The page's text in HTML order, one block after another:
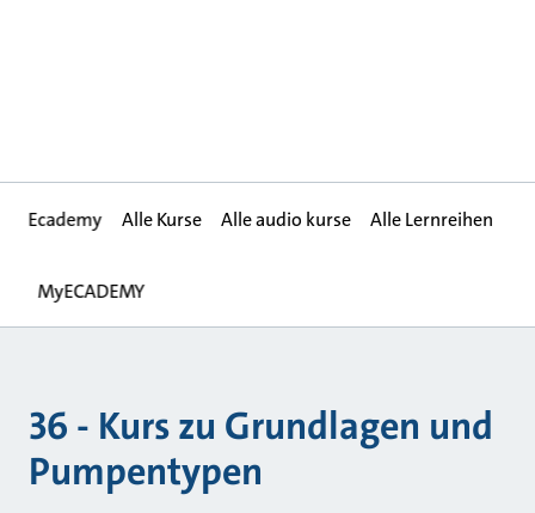
Ecademy Alle Kurse Alle audio kurse Alle Lernreihen
MyECADEMY
36 - Kurs zu Grundlagen und
Pumpentypen